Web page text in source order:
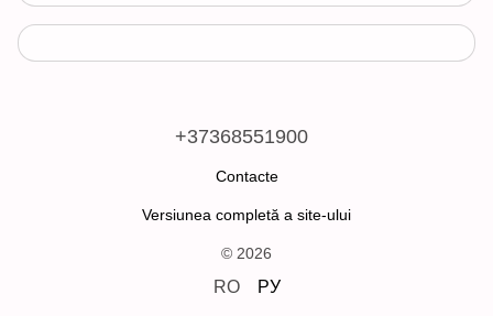
+37368551900
Contacte
Versiunea completă a site-ului
© 2026
RO РУ